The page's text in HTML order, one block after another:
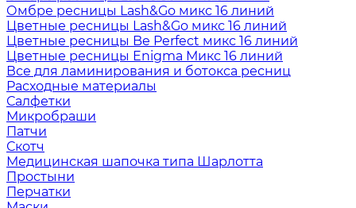
Омбре ресницы Lash&Go микс 16 линий
Цветные ресницы Lash&Go микс 16 линий
Цветные ресницы Be Perfect микс 16 линий
Цветные ресницы Enigma Микс 16 линий
Все для ламинирования и ботокса ресниц
Расходные материалы
Салфетки
Микробраши
Патчи
Скотч
Медицинская шапочка типа Шарлотта
Простыни
Перчатки